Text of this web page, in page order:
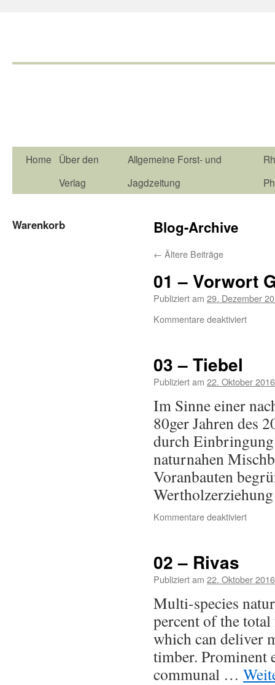
Home
Über den
Verlag
Allgemeine Forst- und
Jagdzeitung
Blog-Archive
← Ältere Beiträge
01 – Vorwort
Publiziert am 29. Dezember
Kommentare deaktiviert
03 – Tiebel
Publiziert am 22. Oktober 2016
Im Sinne einer
80ger Jahren des
durch
naturnahen
Voranbauten
Kommentare deaktiviert
02 – Rivas
Publiziert am 22. Oktober 2016
Multi-species
percent of the total
which can deliver
timber. Prominent
communal …
Warenkorb